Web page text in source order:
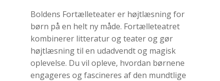
Boldens Fortælleteater er højtlæsning for
børn på en helt ny måde. Fortælleteatret
kombinerer litteratur og teater og gør
højtlæsning til en udadvendt og magisk
oplevelse. Du vil opleve, hvordan børnene
engageres og fascineres af den mundtlige